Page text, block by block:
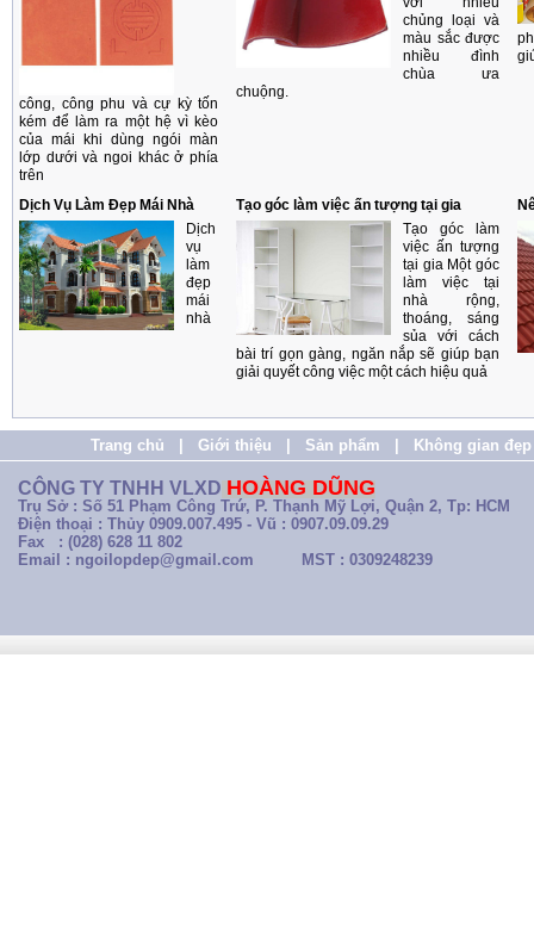
công, công phu và cự kỳ tốn
kém để làm ra một hệ vì kèo
của mái khi dùng ngói màn
lớp dưới và ngoi khác ở phía
trên
chủng loại và
màu sắc được
nhiều đình
chùa ưa
chuộng.
Dịch Vụ Làm Đẹp Mái Nhà
Dịch
vụ
làm
đẹp
mái
nhà
Tạo góc làm việc ấn tượng tại gia
Tạo góc làm
việc ấn tượng
tại gia Một góc
làm việc tại
nhà rộng,
thoáng, sáng
sủa với cách
bài trí gọn gàng, ngăn nắp sẽ giúp bạn
giải quyết công việc một cách hiệu quả
Trang chủ Giới thiệu Sản phẩm Không gian đẹp
CÔNG TY TNHH VLXD HOÀNG DŨNG
Trụ Sở : Số 51 Phạm Công Trứ, P. Thạnh Mỹ Lợi, Quận 2, Tp: HCM
Điện thoại : Thủy 0909.007.495 - Vũ : 0907.09.09.29
Fax : (028) 628 11 802
Email : ngoilopdep@gmail.com
MST : 0309248239